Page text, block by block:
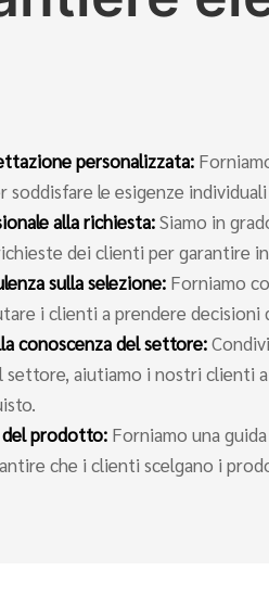
personalizzata:
soddisfare le esigenze
alla richiesta:Siamo in
dei clienti per garantire
sulla selezione: Forniamo
i clienti a prendere decisioni
conoscenza del settore:
aiutiamo i nostri clienti
del prodotto: Forniamo una
che i clienti scelgano i